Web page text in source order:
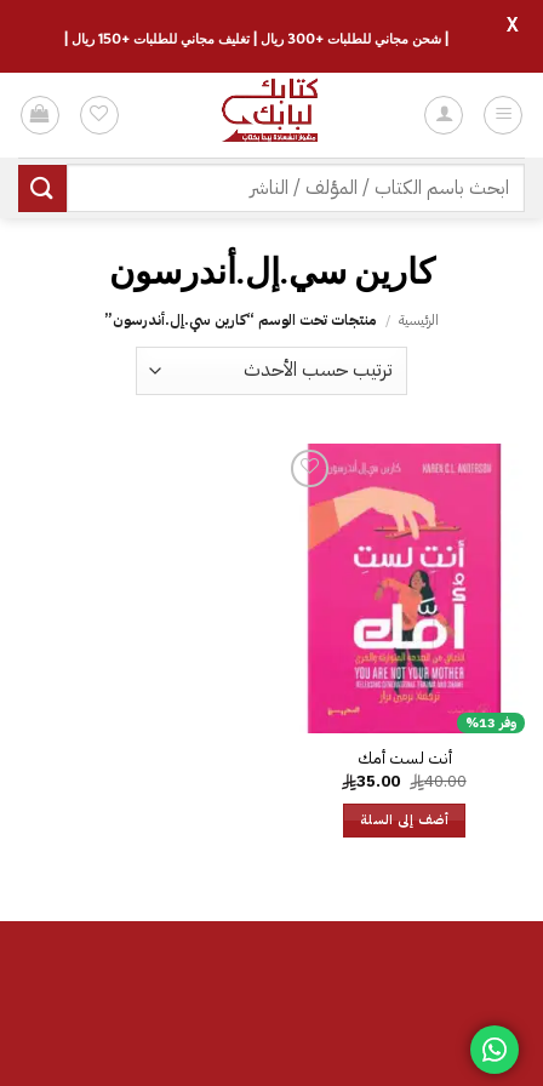
للمحتوى
البحث
عن:
كارين سي.إل.أندرسون
الرئيسية / منتجات تحت الوسم “كارين سي.إل.أندرسون”
وفر 13%
إضافة
الرغبات
أنت لست أمك
40.00
السعر
الأصلي
هو:
40.00.
35.00 السعر
الحالي
هو: أضف إلى السلة
| شحن مجاني للطلبات +300 ريال | تغليف مجاني للطلبات +150 ريال |
X